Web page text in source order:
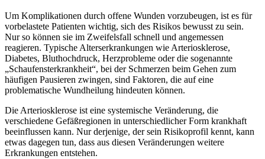
Um Komplikationen durch offene Wunden vorzubeugen, ist es für
vorbelastete Patienten wichtig, sich des Risikos bewusst zu sein.
Nur so können sie im Zweifelsfall schnell und angemessen
reagieren. Typische Alterserkrankungen wie Arteriosklerose,
Diabetes, Bluthochdruck, Herzprobleme oder die sogenannte
„Schaufensterkrankheit“, bei der Schmerzen beim Gehen zum
häufigen Pausieren zwingen, sind Faktoren, die auf eine
problematische Wundheilung hindeuten können.
Die Arteriosklerose ist eine systemische Veränderung, die
verschiedene Gefäßregionen in unterschiedlicher Form krankhaft
beeinflussen kann. Nur derjenige, der sein Risikoprofil kennt, kann
etwas dagegen tun, dass aus diesen Veränderungen weitere
Erkrankungen entstehen.